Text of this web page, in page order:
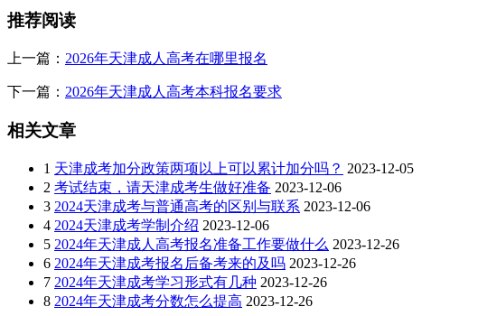
四、医学类院校
天津中医药大学
特色：中医学、中药学、护理学等专业优势突出，成人高考提供医学类
天津美术学院
特色：美术学、设计学等领域全国知名，成人高考开设环境设计、服
招生对象：适合艺术行业从业者或具备一定美术基础的社会考生。
天津音乐学院
推荐阅读
上一篇： 2026年天津成人高考在哪里报名
下一篇： 2026年天津成人高考本科报名要求
相关文章
1 天津成考加分政策两项以上可以累计加分吗？ 2023-12-05
2 考试结束，请天津成考生做好准备 2023-12-06
3 2024天津成考与普通高考的区别与联系 2023-12-06
4 2024天津成考学制介绍 2023-12-06
5 2024年天津成人高考报名准备工作要做什么 2023-12-26
6 2024年天津成考报名后备考来的及吗 2023-12-26
7 2024年天津成考学习形式有几种 2023-12-26
8 2024年天津成考分数怎么提高 2023-12-26